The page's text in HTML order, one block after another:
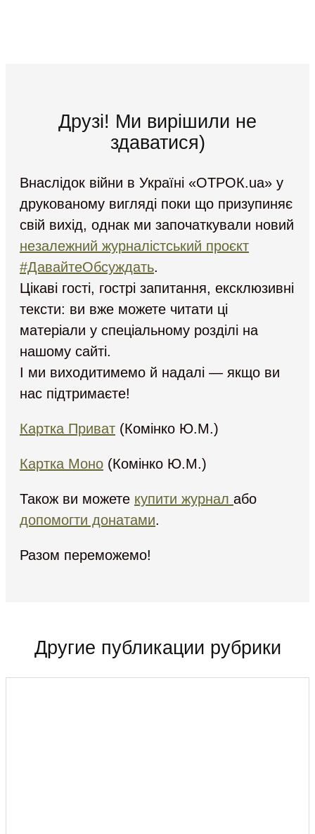
Друзі! Ми вирішили не
здаватися)
Внаслідок війни в Україні «ОТРОК.ua» у
друкованому вигляді поки що призупиняє
свій вихід, однак ми започаткували новий
незалежний журналістський проєкт
#ДавайтеОбсуждать.
Цікаві гості, гострі запитання, ексклюзивні
тексти: ви вже можете читати ці
матеріали у спеціальному розділі на
нашому сайті.
І ми виходитимемо й надалі — якщо ви
нас підтримаєте!
Картка Приват (Комінко Ю.М.)
Картка Моно (Комінко Ю.М.)
Також ви можете купити журнал або
допомогти донатами.
Разом переможемо!
Другие публикации рубрики